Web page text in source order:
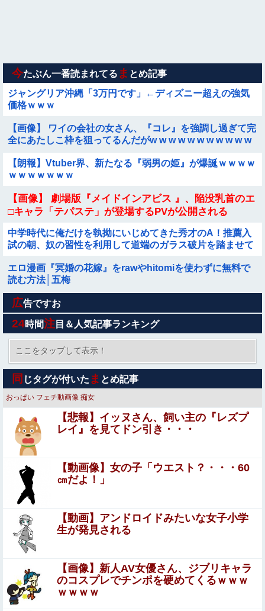
を硬めてくるｗｗｗｗｗｗｗ
今たぶん一番読まれてる ま とめ記事
ジャングリア沖縄「3万円です」←ディズニー超えの強気
価格ｗｗｗ
【画像】 ワイの会社の女さん、『コレ』を強調し過ぎて完
全にあたしこ枠を狙ってるんだがw w w w w w w w w w w
【朗報】Vtuber界、新たなる『弱男の姫』が爆誕ｗｗｗｗ
ｗｗｗｗｗｗｗ
【画像】 劇場版『メイドインアビス 』、陥没乳首のエ
□キャラ「テパステ」が登場するPVが公開される
中学時代に俺だけを執拗にいじめてきた秀才のA！推薦入
試の朝、奴の習性を利用して道端のガラス破片を踏ませて
エロ漫画『冥婚の花嫁』をrawやhitomiを使わずに無料で
読む方法│五梅
コスプレイヤーまめだいふくさんが駅のホームでパンモロ
事故
【日向坂46】今回はお手頃価格？日向坂46とBEAMSのコ
ラボが決定！！
【閲覧注意】村に降りてきた熊、2人を殺すも、怒り狂う
100人の村人に囲まれこうなる…（動画あり）
【二次】 スクール水着美少女画像だけ集めてみたｗ
【画像】咲-saki-作者、ようやく『奇乳』に気付くｗｗｗ
【動画】熊本地震発生時の手術室の様子が公開される
【画像】漫画家・桂正和、最新のパンツ＆お尻のイラ
スト投稿にネット衝撃「この質感の出し方」「実写か
と思いました」
楽しんご「ジャンポケ斉藤さんを貶めた女は気色悪いとか
誌から金もらってるだろ」
【悲報】 味噌ラーメンで行列、出来ない
広告ですお
24時間注 目＆人気記事ランキング
ここをタップして表示！
同 じタグが付いた ま とめ記事
おっぱい フェチ動画像 痴女
【悲報】イッヌさん、飼い主の『レズプ
レイ』を見てドン引き・・・
【動画像】女の子「ウエスト？・・・60
㎝だよ！」
【動画】アンドロイドみたいな女子小学
生が発見される
【画像】新人AV女優さん、ジブリキャラ
のコスプレでチンポを硬めてくるｗｗｗ
ｗｗｗｗ